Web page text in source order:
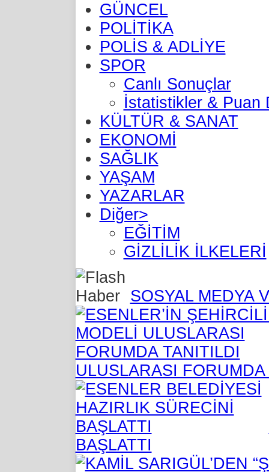
GÜNCEL
POLİTİKA
POLİS & ADLİYE
SPOR
Canlı Sonuçlar
İstatistikler & Puan
KÜLTÜR & SANAT
EKONOMİ
SAĞLIK
YAŞAM
YAZARLAR
Diğer>
EĞİTİM
GİZLİLİK İLKELERİ
SOSYAL MEDYA
ULUSLARASI
BAŞLATTI